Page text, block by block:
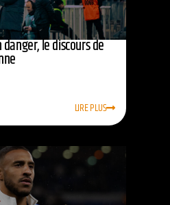
le discours de
LIRE PLUS